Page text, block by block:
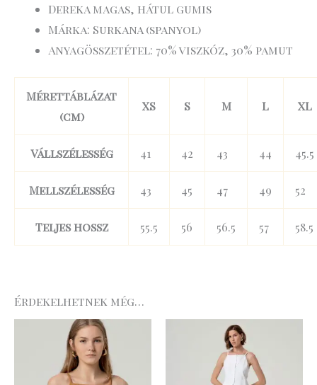
Dereka magas, hátul gumis
Márka: Surkana (spanyol)
Anyagösszetétel: 70% viszkóz, 30% pamut
Mérettáblázat
(cm)
XS S M L XL
Vállszélesség 41 42 43 44 45.5
Mellszélesség 43 45 47 49 52
Teljes hossz 55.5 56 56.5 57 58.5
Érdekelhetnek még…
Original
price
was:
29
.990 Ft.